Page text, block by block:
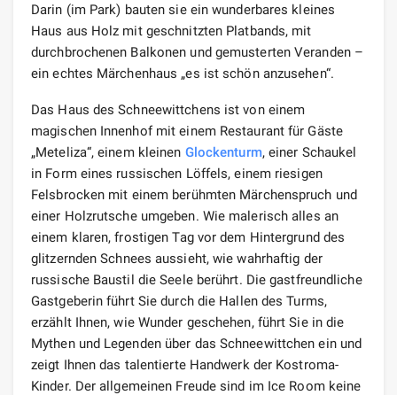
Darin (im Park) bauten sie ein wunderbares kleines
Haus aus Holz mit geschnitzten Platbands, mit
durchbrochenen Balkonen und gemusterten Veranden –
ein echtes Märchenhaus „es ist schön anzusehen“.
Das Haus des Schneewittchens ist von einem
magischen Innenhof mit einem Restaurant für Gäste
„Meteliza“, einem kleinen Glockenturm, einer Schaukel
in Form eines russischen Löffels, einem riesigen
Felsbrocken mit einem berühmten Märchenspruch und
einer Holzrutsche umgeben. Wie malerisch alles an
einem klaren, frostigen Tag vor dem Hintergrund des
glitzernden Schnees aussieht, wie wahrhaftig der
russische Baustil die Seele berührt. Die gastfreundliche
Gastgeberin führt Sie durch die Hallen des Turms,
erzählt Ihnen, wie Wunder geschehen, führt Sie in die
Mythen und Legenden über das Schneewittchen ein und
zeigt Ihnen das talentierte Handwerk der Kostroma-
Kinder. Der allgemeinen Freude sind im Ice Room keine